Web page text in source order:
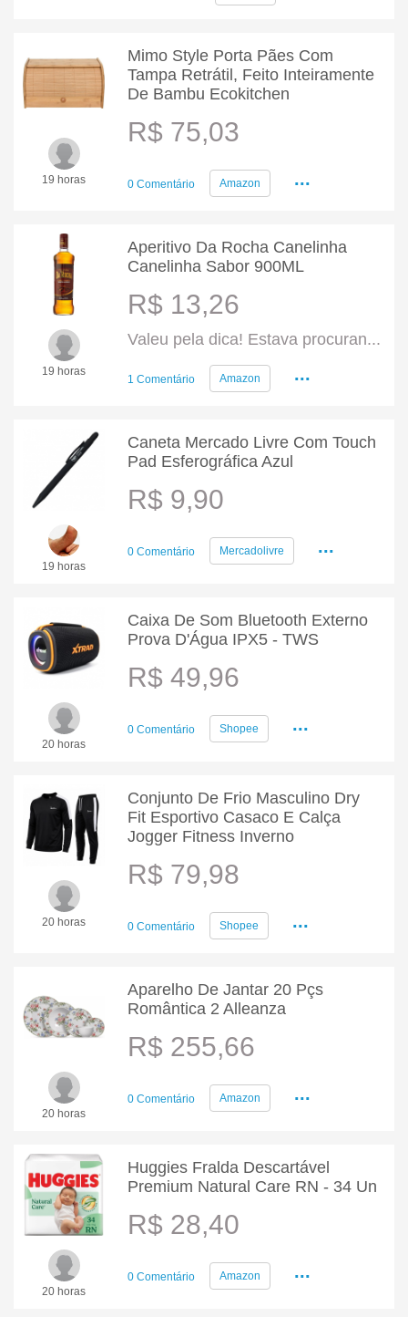
19 horas
Mimo Style Porta Pães Com
Tampa Retrátil, Feito Inteiramente
De Bambu Ecokitchen
R$ 75,03
0 Comentário Amazon ...
19 horas
Aperitivo Da Rocha Canelinha
Canelinha Sabor 900ML
R$ 13,26
Valeu pela dica! Estava procuran...
1 Comentário Amazon ...
19 horas
Caneta Mercado Livre Com Touch
Pad Esferográfica Azul
R$ 9,90
0 Comentário Mercadolivre ...
20 horas
Caixa De Som Bluetooth Externo
Prova D'Água IPX5 - TWS
R$ 49,96
0 Comentário Shopee ...
20 horas
Conjunto De Frio Masculino Dry
Fit Esportivo Casaco E Calça
Jogger Fitness Inverno
R$ 79,98
0 Comentário Shopee ...
20 horas
Aparelho De Jantar 20 Pçs
Romântica 2 Alleanza
R$ 255,66
0 Comentário Amazon ...
20 horas
Huggies Fralda Descartável
Premium Natural Care RN - 34 Un
R$ 28,40
0 Comentário Amazon ...